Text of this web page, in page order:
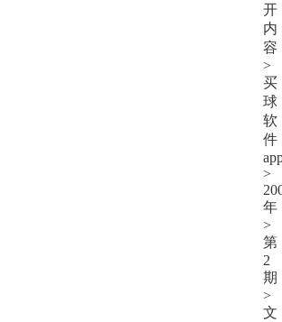
开
内
容
>
买
球
软
件
>
年
>
第
2
期
>
文